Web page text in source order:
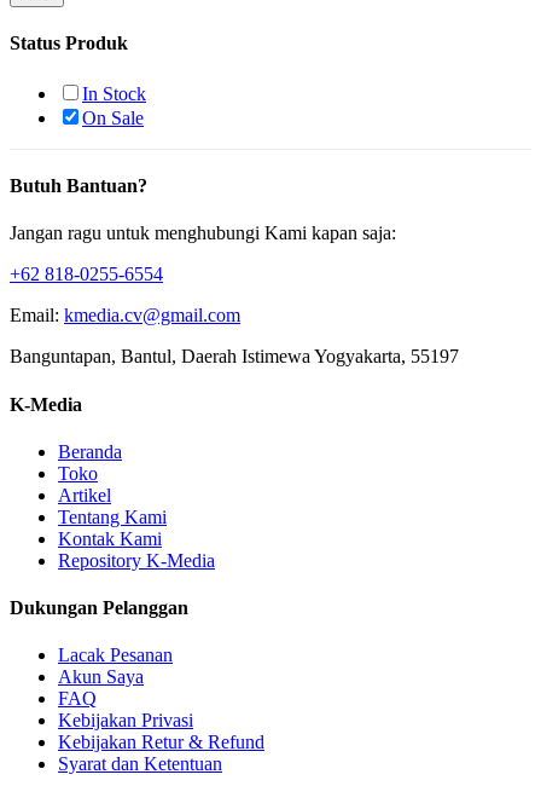
Status Produk
In Stock
On Sale
Butuh Bantuan?
Jangan ragu untuk menghubungi Kami kapan saja:
+62 818-0255-6554
Email: kmedia.cv@gmail.com
Banguntapan, Bantul, Daerah Istimewa Yogyakarta, 55197
K-Media
Beranda
Toko
Artikel
Tentang Kami
Kontak Kami
Repository K-Media
Dukungan Pelanggan
Lacak Pesanan
Akun Saya
FAQ
Kebijakan Privasi
Kebijakan Retur & Refund
Syarat dan Ketentuan